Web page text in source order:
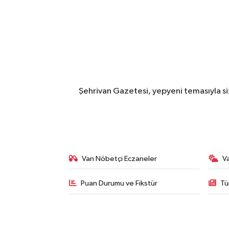
Şehrivan Gazetesi, yepyeni temasıyla
Van Nöbetçi Eczaneler
Puan Durumu ve Fikstür